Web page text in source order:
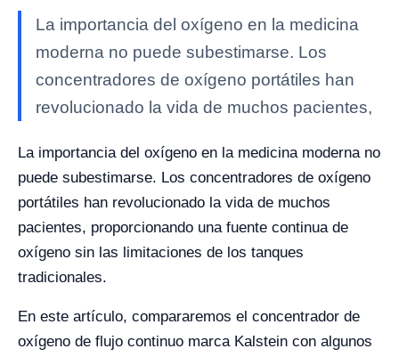
La importancia del oxígeno en la medicina
moderna no puede subestimarse. Los
concentradores de oxígeno portátiles han
revolucionado la vida de muchos pacientes,
La importancia del oxígeno en la medicina moderna no
puede subestimarse. Los concentradores de oxígeno
portátiles han revolucionado la vida de muchos
pacientes, proporcionando una fuente continua de
oxígeno sin las limitaciones de los tanques
tradicionales.
En este artículo, compararemos el concentrador de
oxígeno de flujo continuo marca Kalstein con algunos